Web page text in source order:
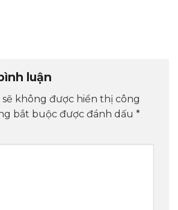
luận
sẽ không được hiển thị công
bắt buộc được đánh dấu *